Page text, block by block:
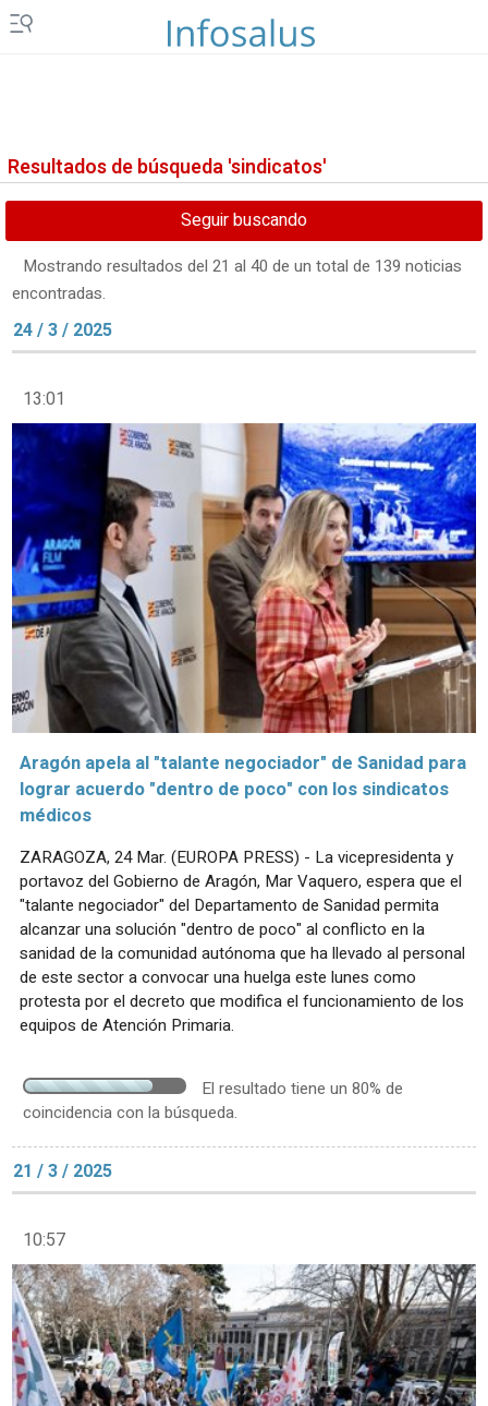
Resultados de búsqueda 'sindicatos'
Seguir buscando
Mostrando resultados del 21 al 40 de un total de 139 noticias
encontradas.
24 / 3 / 2025
13:01
Aragón apela al "talante negociador" de Sanidad para
lograr acuerdo "dentro de poco" con los sindicatos
médicos
ZARAGOZA, 24 Mar. (EUROPA PRESS) - La vicepresidenta y
portavoz del Gobierno de Aragón, Mar Vaquero, espera que el
"talante negociador" del Departamento de Sanidad permita
alcanzar una solución "dentro de poco" al conflicto en la
sanidad de la comunidad autónoma que ha llevado al personal
de este sector a convocar una huelga este lunes como
protesta por el decreto que modifica el funcionamiento de los
equipos de Atención Primaria.
El resultado tiene un 80% de
coincidencia con la búsqueda.
21 / 3 / 2025
10:57